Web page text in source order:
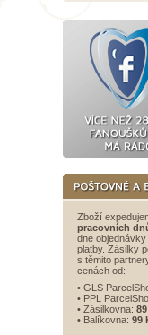
Zboží
pracovních
dne
platby. Zásilky
s těmito
cenách od:
• GLS
• PPL
• Zásilkovna:
• Balíkovna: 99